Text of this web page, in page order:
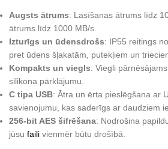
Augsts ātrums: Lasīšanas ātrums līdz
ātrums līdz 1000 MB/s.
Izturīgs un ūdensdrošs: IP55 reitings
pret ūdens šļakatām, putekļiem un
Kompakts un viegls: Viegli
silikona pārklājumu.
C tipa USB: Ātra un ērta pieslēgšana ar
savienojumu, kas saderīgs ar daudziem
256-bit AES šifrēšana: Nodrošina
jūsu faili vienmēr būtu drošībā.